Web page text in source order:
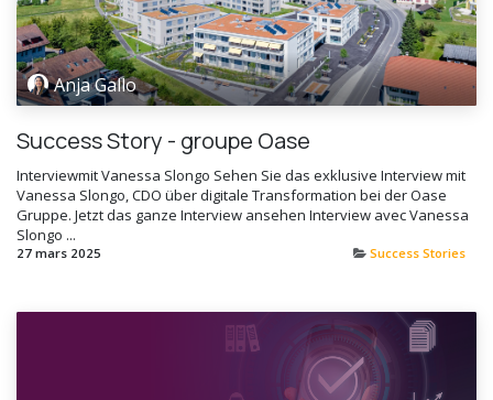
Anja Gallo
Success Story - groupe Oase
Interviewmit Vanessa Slongo Sehen Sie das exklusive Interview mit
Vanessa Slongo, CDO über digitale Transformation bei der Oase
Gruppe. Jetzt das ganze Interview ansehen Interview avec Vanessa
Slongo ...
27 mars 2025 Success Stories